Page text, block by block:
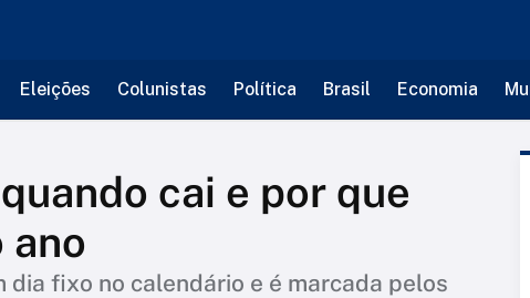
Eleições Colunistas Política Brasil Economia
cai e por que
ano
fixo no calendário e é marcada pelos